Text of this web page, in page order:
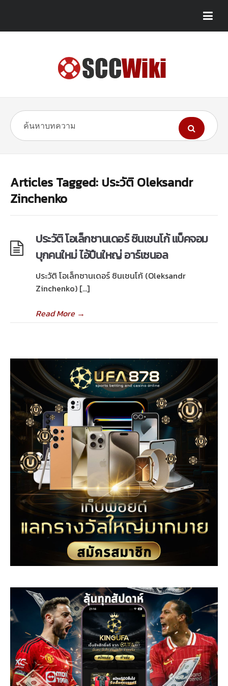
Articles Tagged: ประวัติ Oleksandr
Zinchenko
ประวัติ โอเล็กซานเดอร์ ซินเชนโก้ แบ็คจอม
บุกคนใหม่ ไอ้ปืนใหญ่ อาร์เซนอล
ประวัติ โอเล็กซานเดอร์ ซินเชนโก้ (Oleksandr
Zinchenko) […]
Read More→